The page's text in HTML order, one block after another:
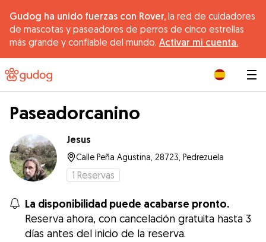
Gudog ha unido fuerzas con Rover, la red de cuidadores
de mascotas y paseadores de perros de cinco estrellas
más grande y confiable del mundo. Activar mi cuenta.
Paseadorcanino
Jesus
Calle Peña Agustina, 28723, Pedrezuela
1 Reservas
La disponibilidad puede acabarse pronto.
Reserva ahora, con cancelación gratuita hasta 3
días antes del inicio de la reserva.